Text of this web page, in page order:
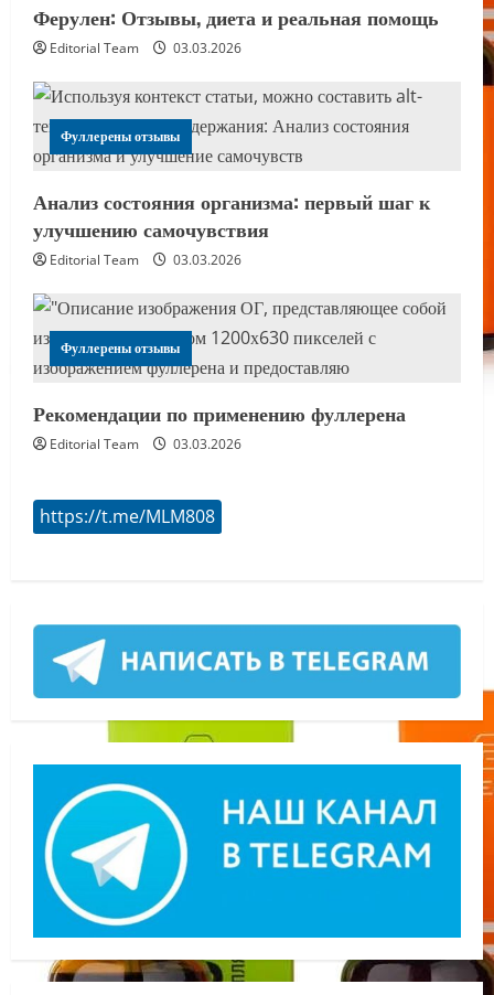
Ферулен: Отзывы, диета и реальная помощь
Editorial Team 03.03.2026
Фуллерены отзывы
Анализ состояния организма: первый шаг к
улучшению самочувствия
Editorial Team 03.03.2026
Фуллерены отзывы
Рекомендации по применению фуллерена
Editorial Team 03.03.2026
https://t.me/MLM808